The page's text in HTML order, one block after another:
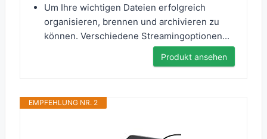
Um Ihre wichtigen Dateien erfolgreich
organisieren, brennen und archivieren zu
können. Verschiedene Streamingoptionen...
Produkt ansehen
EMPFEHLUNG NR. 2